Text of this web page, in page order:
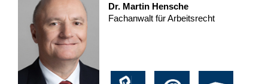
Dr. Martin Hensche
Fachanwalt für Arbeitsrecht